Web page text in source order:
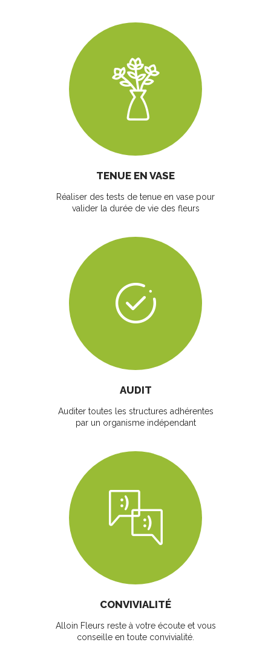
TENUE EN VASE
Réaliser des tests de tenue en vase pour
valider la durée de vie des fleurs
AUDIT
Auditer toutes les structures adhérentes
par un organisme indépendant
CONVIVIALITÉ
Alloin Fleurs reste à votre écoute et vous
conseille en toute convivialité.